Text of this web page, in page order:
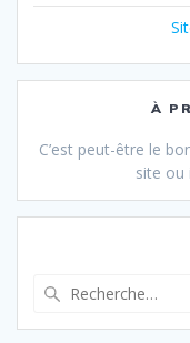
À
C’est peut-être le
site ou